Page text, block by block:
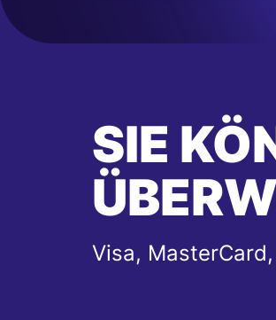
SIE
Visa,